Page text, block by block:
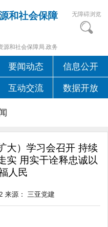
和社会保障
源和社会保障局.政务
无障碍浏览
要闻动态 信息公开
互动交流 数据开放
大）学习会召开 持续
实 用实干诠释忠诚以
人民
来源： 三亚党建